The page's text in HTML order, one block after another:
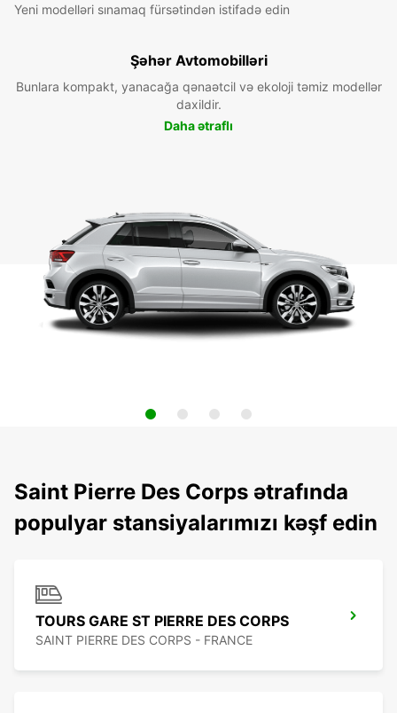
Yeni modelləri sınamaq fürsətindən istifadə edin
Şəhər Avtomobilləri
Bunlara kompakt, yanacağa qənaətcil və ekoloji təmiz modellər
daxildir.
Daha ətraflı
Saint Pierre Des Corps ətrafında
populyar stansiyalarımızı kəşf edin
TOURS GARE ST PIERRE DES CORPS
SAINT PIERRE DES CORPS - FRANCE